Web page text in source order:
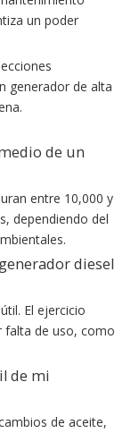
un poder
generador de alta
de un
entre 10,000 y
dependiendo del
diesel
El ejercicio
falta de uso, como
de mi
de aceite,